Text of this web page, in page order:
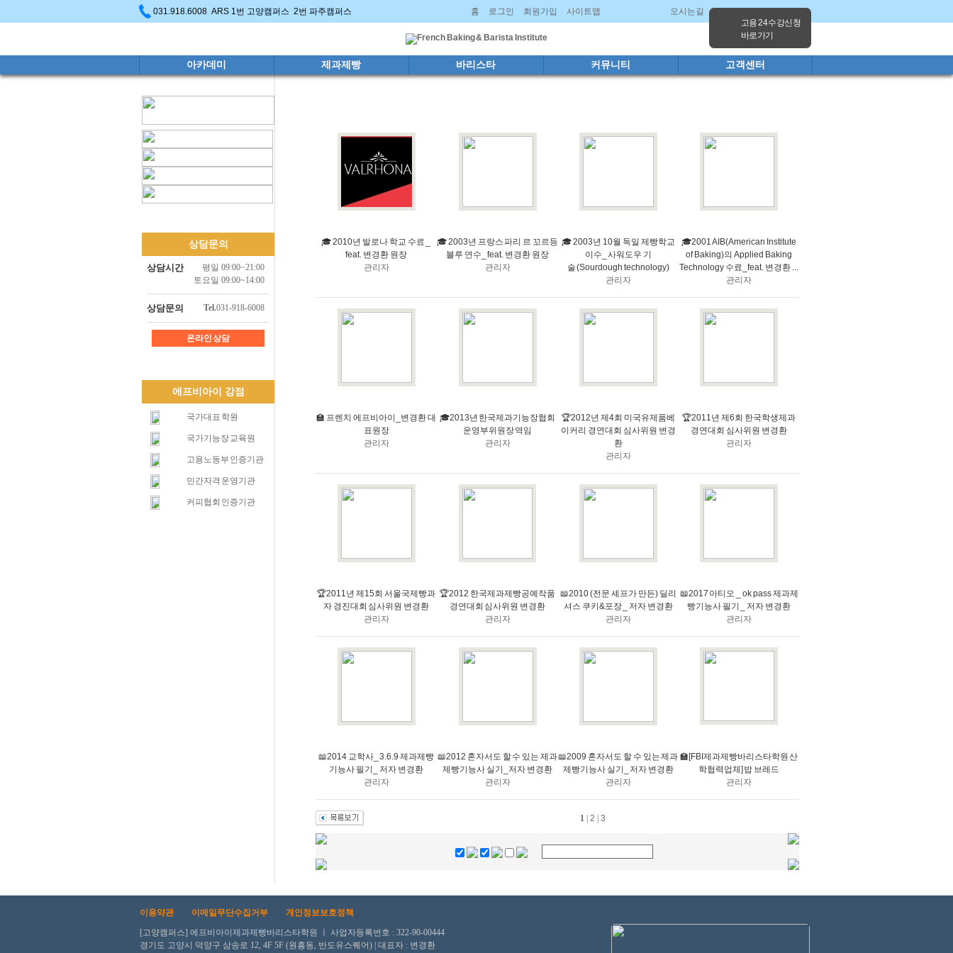
031.918.6008 ARS 1번 고양캠퍼스 2번 파주캠퍼스 홈 로그인 회원가입 사이트맵 오시는길 고양캠퍼스
파주캠퍼스
고용 24 수강신청
바로가기
아카데미 제과제빵 바리스타 커뮤니티 고객센터
상담문의
상담시간
평일 09:00~21:00
토요일 09:00~14:00
상담문의 Tel.031-918-6008
온라인 상담
에프비아이 강점
국가대표 학원
국가기능장 교육원
고용노동부 인증기관
민간자격 운영기관
커피협회 인증기관
🎓 2010년 발로나 학교 수료 _
feat. 변경환 원장
관리자
🎓 2003년 프랑스 파리 르 꼬르등
블루 연수_ feat. 변경환 원장
관리자
🎓 2003년 10월 독일 제빵학교
이수_ 사워도우 기
술 (Sourdough technology)
관리자
🎓2001 AIB(American Institute
of Baking)의 Applied Baking
Technology 수료_feat. 변경환 ...
관리자
🏫 프렌치 에프비아이_변경환 대
표원장
관리자
🎓2013년 한국제과기능장협회
운영부위원장 역임
관리자
🏆2012년 제4회 미국유제품베
이커리 경연대회 심사위원 변경
환
관리자
🏆2011년 제6회 한국학생제과
경연대회 심사위원 변경환
관리자
🏆2011년 제15회 서울국제빵과
자 경진대회 심사위원 변경환
관리자
🏆2012 한국제과제빵공예작품
경연대회 심사위원 변경환
관리자
📖2010 (전문 셰프가 만든) 딜리
셔스 쿠키&포장 _ 저자 변경환
관리자
📖2017 아티오 _ ok pass 제과제
빵기능사 필기 _ 저자 변경환
관리자
📖2014 교학사_ 3.6.9 제과제빵
기능사 필기_ 저자 변경환
관리자
📖2012 혼자서도 할 수 있는 제과
제빵기능사 실기_저자 변경환
관리자
📖2009 혼자서도 할 수 있는 제과
제빵기능사 실기_ 저자 변경환
관리자
🏫[FBI제과제빵바리스타학원 산
학협력업체] 밥 브레드
관리자
1 2 3
이용약관 이메일무단수집거부
개인정보보호정책
[고양캠퍼스] 에프비아이제과제빵바리스타학원 ㅣ 사업자등록번호 : 322-90-00444
경기도 고양시 덕양구 삼송로 12, 4F 5F (원흥동, 반도유스퀘어) | 대표자 : 변경환